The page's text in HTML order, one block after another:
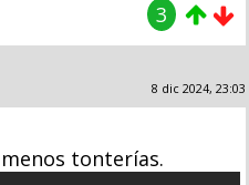
3
8 dic 2024, 23:03
tonterías.